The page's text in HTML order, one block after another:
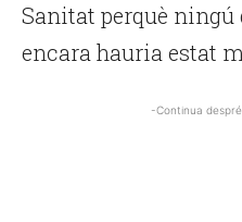
Sanitat perquè
encara hauria estat
-Continua